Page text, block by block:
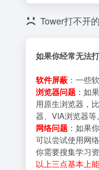
Tower打不开
如果你经常无法
软件屏蔽 ：一些
浏览器问题 ：如
用原生浏览器，
器、VIA浏览器等。
网络问题 ：如果
可以尝试使用网
你需要搜集学习
以上三点基本上